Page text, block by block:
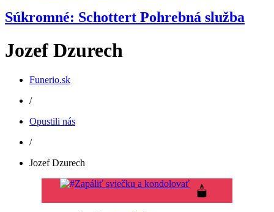
Súkromné: Schottert Pohrebná služba
Jozef Dzurech
Funerio.sk
/
Opustili nás
/
Jozef Dzurech
Zapáliť sviečku a kondolovať